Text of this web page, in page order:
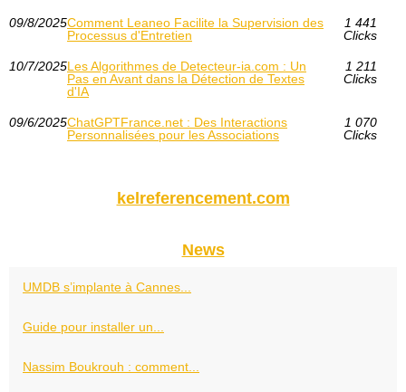
09/8/2025Comment Leaneo Facilite la Supervision des
Processus d'Entretien
1 441
Clicks
10/7/2025Les Algorithmes de Detecteur-ia.com : Un
Pas en Avant dans la Détection de Textes
d'IA
1 211
Clicks
09/6/2025ChatGPTFrance.net : Des Interactions
Personnalisées pour les Associations
1 070
Clicks
kelreferencement.com
News
UMDB s’implante à Cannes...
Guide pour installer un...
Nassim Boukrouh : comment...